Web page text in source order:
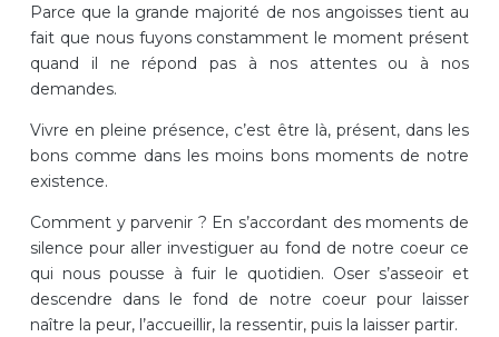
Parce que la grande majorité de nos angoisses tient au
fait que nous fuyons constamment le moment présent
quand il ne répond pas à nos attentes ou à nos
demandes.
Vivre en pleine présence, c’est être là, présent, dans les
bons comme dans les moins bons moments de notre
existence.
Comment y parvenir ? En s’accordant des moments de
silence pour aller investiguer au fond de notre coeur ce
qui nous pousse à fuir le quotidien. Oser s’asseoir et
descendre dans le fond de notre coeur pour laisser
naître la peur, l’accueillir, la ressentir, puis la laisser partir.